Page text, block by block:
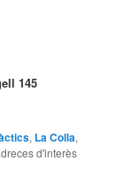
145
, La Colla,
d'interès